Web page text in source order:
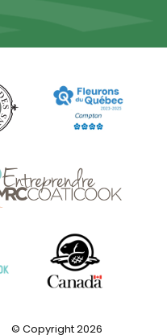
© Copyright 2026